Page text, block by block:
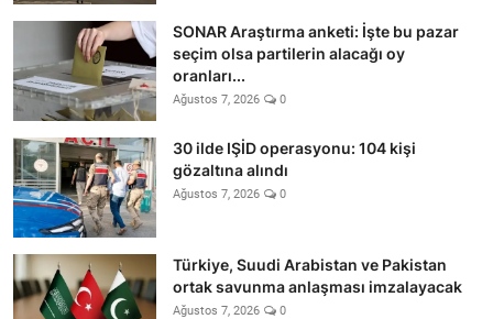
SONAR Araştırma anketi: İşte bu pazar
seçim olsa partilerin alacağı oy
oranları...
Ağustos 7, 2026 0
30 ilde IŞİD operasyonu: 104 kişi
gözaltına alındı
Ağustos 7, 2026 0
Türkiye, Suudi Arabistan ve Pakistan
ortak savunma anlaşması imzalayacak
Ağustos 7, 2026 0